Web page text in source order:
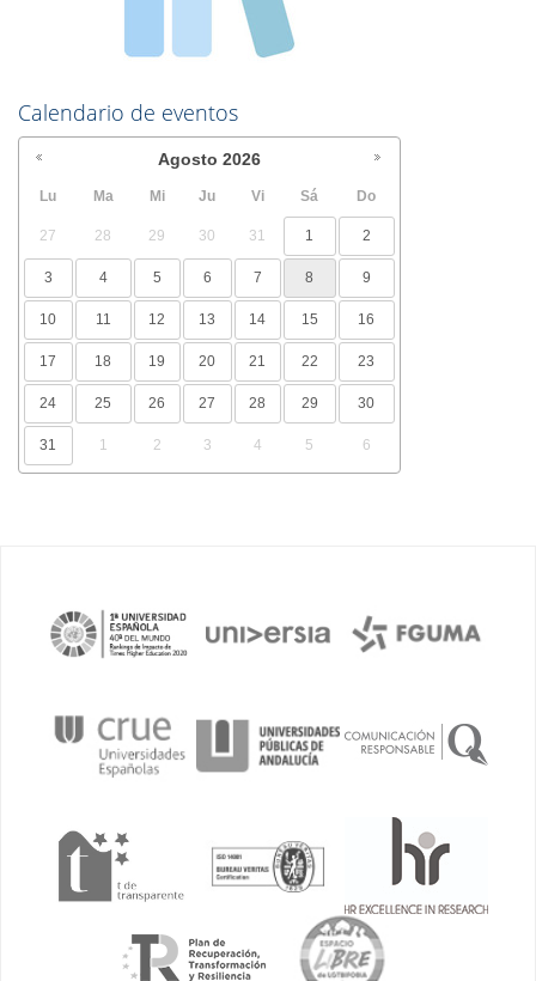
Calendario de eventos
Agosto 2026
Lu Ma Mi Ju Vi Sá Do
27 28 29 30 31 1 2
3 4 5 6 7 8 9
10 11 12 13 14 15 16
17 18 19 20 21 22 23
24 25 26 27 28 29 30
31 1 2 3 4 5 6